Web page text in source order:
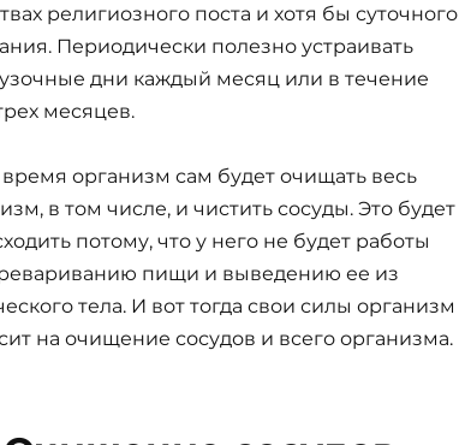
религиозного поста и хотя бы суточного
Периодически полезно устраивать
дни каждый месяц или в течение
месяцев.
время организм сам будет очищать весь
в том числе, и чистить сосуды. Это будет
потому, что у него не будет работы
пищи и выведению ее из
тела. И вот тогда свои силы организм
на очищение сосудов и всего организма.